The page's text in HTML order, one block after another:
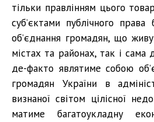
тільки правлінням цього
суб’єктами публічного
об’єднання громадян, що
містах та районах, так і сама
де-факто являтиме собою
громадян України в
визнаної світом цілісної
матиме багатоукладну